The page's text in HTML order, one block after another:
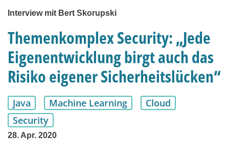
Interview mit Bert Skorupski
Themenkomplex Security: „Jede
Eigenentwicklung birgt auch das
Risiko eigener Sicherheitslücken“
Java Machine Learning
Cloud
Security
28. Apr. 2020